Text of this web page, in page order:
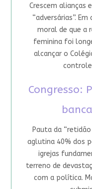
Crescem alianças
“adversárias”.
moral de que a
feminina foi
alcançar o
Congresso:
Pauta da
aglutina 40% dos
igrejas
terreno de
com a política.